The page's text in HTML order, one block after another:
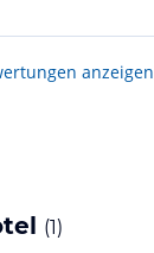
anzeigen
(1)